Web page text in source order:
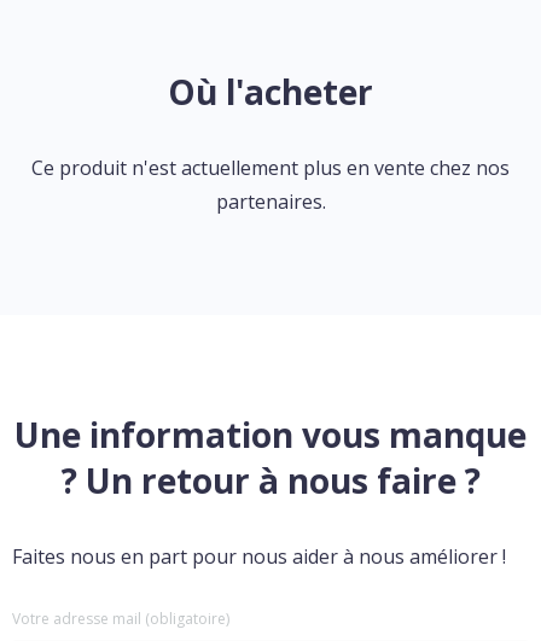
Où l'acheter
Ce produit n'est actuellement plus en vente chez nos
partenaires.
Une information vous manque
? Un retour à nous faire ?
Faites nous en part pour nous aider à nous améliorer !
Votre adresse mail (obligatoire)